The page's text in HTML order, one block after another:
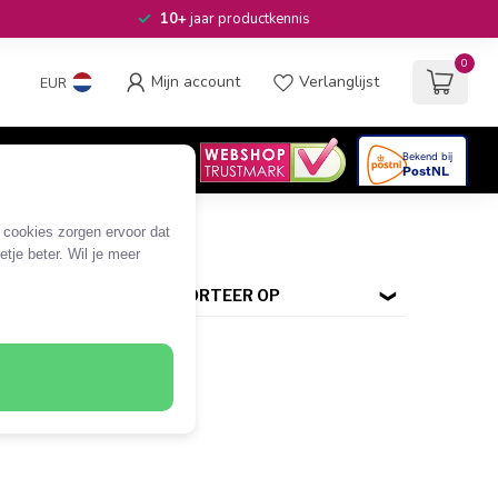
zorgen ervoor dat
beter. Wil je meer
10+jaar productkennis
EUR Mijn account Verlanglijst
0
SORTEER OP